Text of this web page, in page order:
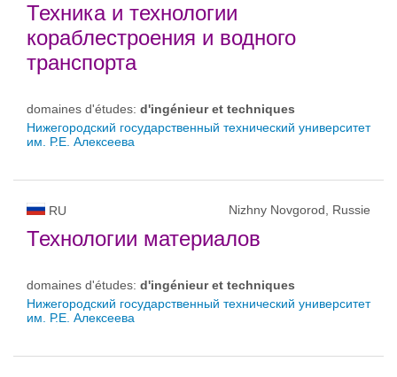
Техника и технологии
кораблестроения и водного
транспорта
domaines d'études: d'ingénieur et techniques
Нижегородский государственный технический университет
им. Р.Е. Алексеева
RU Nizhny Novgorod, Russie
Технологии материалов
domaines d'études: d'ingénieur et techniques
Нижегородский государственный технический университет
им. Р.Е. Алексеева